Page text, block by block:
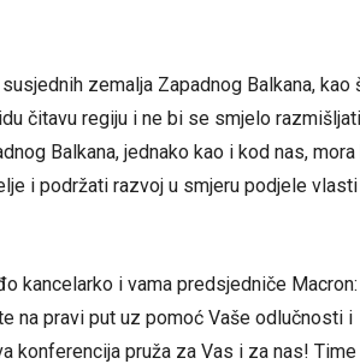
zemalja Zapadnog Balkana, kao
čitavu regiju i ne bi se smjelo
Balkana, jednako kao i kod nas,
i podržati razvoj u smjeru podjele
kancelarko i vama predsjedniče Macron:
na pravi put uz pomoć Vaše odlučnosti i
konferencija pruža za Vas i za nas!